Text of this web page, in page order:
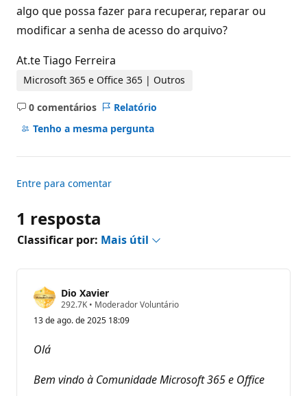
a
ã
algo que possa fazer para recuperar, reparar ou
modificar a senha de acesso do arquivo?
At.te Tiago Ferreira
Microsoft 365 e Office 365 | Outros
0 comentários
Sem
comentários
Relatório
Tenho a mesma pergunta
Entre para comentar
1 resposta
Classificar por: Mais útil
Dio Xavier
292.7K P
n
e
r
• Moderador Voluntário
13 de ago. de 2025 18:09
Olá
Bem vindo à Comunidade Microsoft 365 e Office